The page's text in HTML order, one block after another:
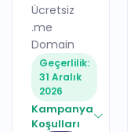
Ücretsiz
.me
Domain
Geçerlilik:
31 Aralık
2026
Kampanya
Koşulları